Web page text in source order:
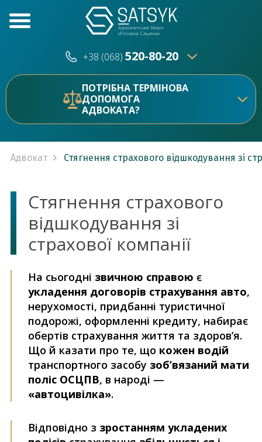
+38 (068) 520-80-20
520-80-20
ПОТРІБНА ТЕРМІНОВА
ДОПОМОГА
АДВОКАТА?
Адвокат Стягнення страхового відшкодування зі
Стягнення страхового
відшкодування зі
страхової компанії
На сьогодні звичною справою є
укладення договорів страхування авто,
нерухомості, придбанні туристичної
подорожі, оформленні кредиту, набирає
обертів страхування життя та здоров’я.
Що й казати про те, що кожен водій
транспортного засобу зоб’вязаний мати
поліс ОСЦПВ, в народі —
«автоцивілка».
Відповідно з зростанням укладених